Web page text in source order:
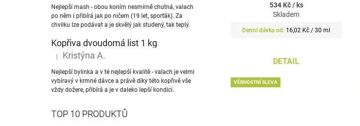
Nejlepší mash - obou koním nesmírně chutná, valach
po něm i přibírá jak po ničem (19 let, sporťák). Za
chvilku lze podávat a je skvělý jak studený, tak teplý.
Kopřiva dvoudomá list 1 kg
Hodnocení produktu je 5 z 5 hvězdiček.
| Kristýna A.
Nejlepší bylinka a v té nejlepší kvalitě - valach je velmi
vybíravý v krmné dávce a právě díky této kopřivě vše
vždy dožere, přibírá a je v daleko lepší kondici.
TOP 10 PRODUKTŮ
534 Kč/ ks
Skladem
Měrná
16,02 Kč / 30 ml
DETAIL
VĚRNOSTNÍ SLEVA